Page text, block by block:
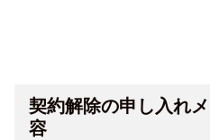
契約解除の申し入れ
容